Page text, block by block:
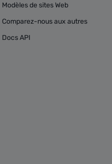
Modèles de sites Web
Comparez-nous aux autres
Docs API